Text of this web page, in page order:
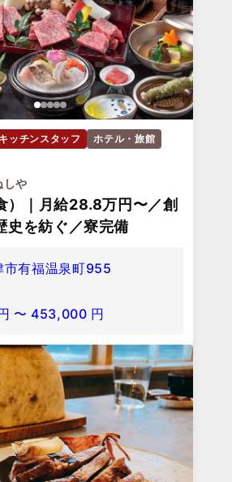
ッチンスタッフ
ホテル・旅館
しや
）｜月給28.8万円〜／創
史を紡ぐ／寮完備
市有福温泉町955
〜 453,000 円